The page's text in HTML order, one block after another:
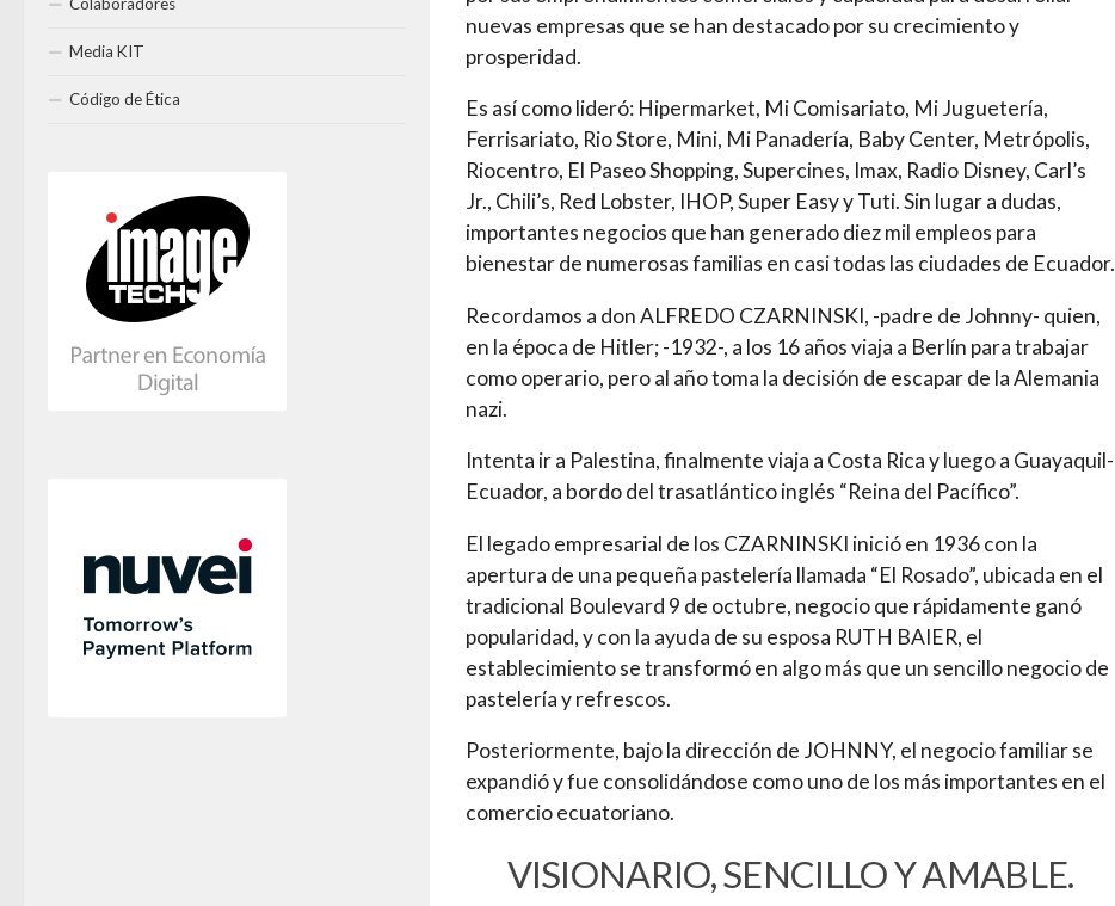
nuevas empresas que se han destacado por su crecimiento y
prosperidad.
Es así como lideró: Hipermarket, Mi Comisariato, Mi Juguetería,
Ferrisariato, Rio Store, Mini, Mi Panadería, Baby Center, Metrópolis,
Riocentro, El Paseo Shopping, Supercines, Imax, Radio Disney, Carl’s
Jr., Chili’s, Red Lobster, IHOP, Super Easy y Tuti. Sin lugar a dudas,
importantes negocios que han generado diez mil empleos para
bienestar de numerosas familias en casi todas las ciudades de Ecuador.
Recordamos a don ALFREDO CZARNINSKI, -padre de Johnny- quien,
en la época de Hitler; -1932-, a los 16 años viaja a Berlín para trabajar
como operario, pero al año toma la decisión de escapar de la Alemania
nazi.
Intenta ir a Palestina, finalmente viaja a Costa Rica y luego a Guayaquil-
Ecuador, a bordo del trasatlántico inglés “Reina del Pacífico”.
El legado empresarial de los CZARNINSKI inició en 1936 con la
apertura de una pequeña pastelería llamada “El Rosado”, ubicada en el
tradicional Boulevard 9 de octubre, negocio que rápidamente ganó
popularidad, y con la ayuda de su esposa RUTH BAIER, el
establecimiento se transformó en algo más que un sencillo negocio de
pastelería y refrescos.
Posteriormente, bajo la dirección de JOHNNY, el negocio familiar se
expandió y fue consolidándose como uno de los más importantes en el
comercio ecuatoriano.
VISIONARIO, SENCILLO Y AMABLE.
Media KIT
Código de Ética